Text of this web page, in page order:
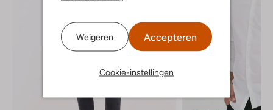
Weigeren Accepteren
Cookie-instellingen